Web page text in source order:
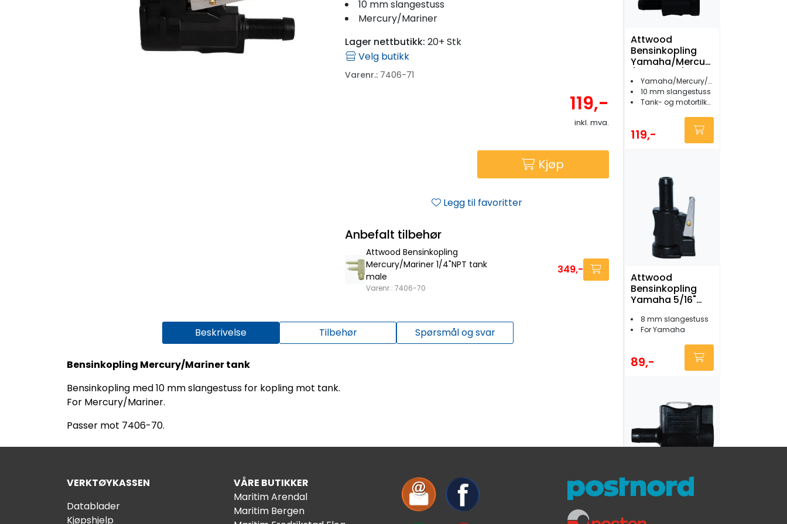
10 mm slangestuss
Mercury/Mariner
Lager nettbutikk: 20+ Stk
Velg butikk
Varenr.: 7406-71
119,-
inkl. mva.
Kjøp
Legg til favoritter
Beskrivelse Tilbehør Spørsmål og svar
Bensinkopling Mercury/Mariner tank
Bensinkopling med 10 mm slangestuss for kopling mot tank.
For Mercury/Mariner.
Passer mot 7406-70.
Anbefalt tilbehør
Attwood Bensinkopling
Mercury/Mariner 1/4"NPT tank
male
Varenr.: 7406-70
349,-
Attwood
Bensinkopling
Yamaha/Mercury
female
Yamaha/Mercury/Mariner/Honda
10 mm slangestuss
Tank- og motortilkopling
119,-
Attwood
Bensinkopling
Yamaha 5/16"
8 mm slangestuss
For Yamaha
89,-
Bensinkopling
Honda 3/8"
VERKTØYKASSEN
Datablader
Kjøpshjelp
VÅRE BUTIKKER
Maritim Arendal
Maritim Bergen